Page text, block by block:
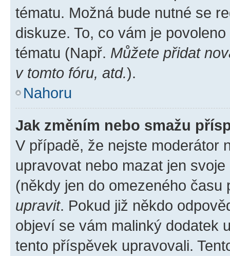
tématu. Možná bude nutné se
diskuze. To, co vám je
tématu (Např. Můžete přidat
v tomto fóru, atd.).
Nahoru
Jak změním nebo smažu
V případě, že nejste moderátor
upravovat nebo mazat jen
(někdy jen do omezeného
upravit. Pokud již někdo
objeví se vám malinký dodatek
tento příspěvek upravovali.